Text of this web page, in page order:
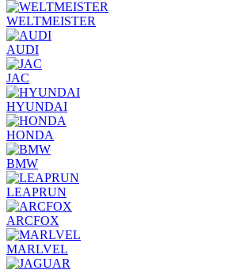
WELTMEISTER
AUDI
JAC
HYUNDAI
HONDA
BMW
LEAPRUN
ARCFOX
MARLVEL